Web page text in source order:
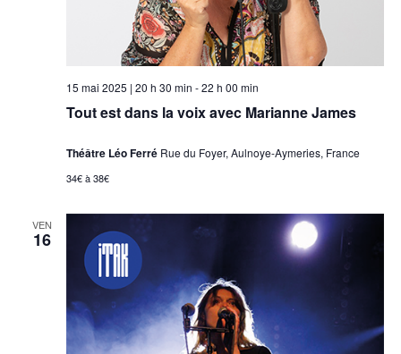
Tout est dans la voix avec Marianne James
15 mai 2025 | 20 h 30 min -22 h 00 min
Théâtre Léo Ferré Rue du Foyer, Aulnoye-Aymeries, France
34€ à 38€
VEN
16